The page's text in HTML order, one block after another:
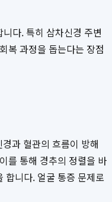
다. 특히 삼차신경 주변
복 과정을 돕는다는 장점
과 혈관의 흐름이 방해
를 통해 경추의 정렬을 바
합니다. 얼굴 통증 문제로